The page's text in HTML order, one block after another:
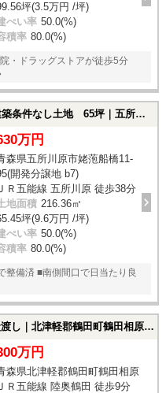
坪(3.5万円 /坪)
ぺい率 50.0(%)
積率 80.0(%)
・ドラッグストアが徒歩5分
所川原市姥萢船橋11-95(開発分譲地 b7)の土地
万円
森県五所川原市姥萢船橋11-
開発分譲地 b7)
ＪＲ五能線 五所川原 徒歩38分
地面積 216.36㎡
坪(9.6万円 /坪)
ぺい率 50.0(%)
積率 80.0(%)
整備済 ■南側間口で日当たり良
北津軽郡鶴田町鶴田相原の土地
万円
森県北津軽郡鶴田町鶴田相原
ＪＲ五能線 陸奥鶴田 徒歩9分